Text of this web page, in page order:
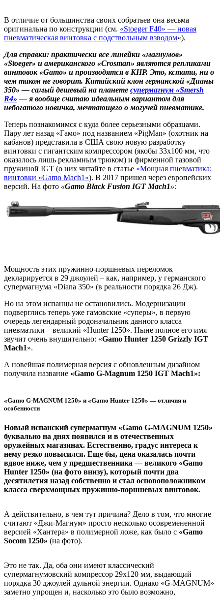
В отличие от большинства своих собратьев она весьма
оригинальна по конструкции (см. «Stoeger F40» — новая
пневматическая винтовка с подствольным взводом«).
Для справки: практически все линейки «магнумов»
«Stoeger» и американского «Crosman» являются репликами
винтовок «Gamo» и производятся в КНР. Это, кстати, ни о
чем таком не говорит. Китайский клон германской «Дианы
350» — самый дешевый на планете супермагнум «Smersh
R4» — я вообще считаю идеальным вариантом для
небогатого новичка, мечтающего о могучей пневматике.
Теперь познакомимся с куда более серьезными образцами.
Пару лет назад «Гамо» под названием «PigMan» (охотник на
кабанов) представила в США свою новую разработку –
винтовки с гигантским компрессором (якобы 33х100 мм, что
оказалось лишь рекламным трюком) и фирменной газовой
пружиной IGT (о них читайте в статье «Мощная пневматика:
винтовки «Gamo Maсh1»). В 2017 пришел через европейских
версий. На фото «Gamo Black Fusion IGT Mach1»:
Мощность этих пружинно-поршневых переломок
декларируется в 29 джоулей – как, например, у германского
супермагнума «Diana 350» (в реальности порядка 26 Дж).
Но на этом испанцы не остановились. Модернизации
подверглись теперь уже гамовские «суперы», в первую
очередь легендарный родоначальник данного класса
пневматики – великий «Hunter 1250». Ныне полное его имя
звучит очень внушительно: «Gamo Hunter 1250 Grizzly IGT
Mach1».
А новейшая полимерная версия с обновленным дизайном
получила название «Gamo G-Magnum 1250 IGT Mach1»:
«Gamo G-MAGNUM 1250» и «Gamo Hunter 1250» — отличия и
особенности
Новый испанский супермагнум «Gamo G-MAGNUM 1250»
буквально на днях появился и в отечественных
оружейных магазинах. Естественно, градус интереса к
нему резко повысился. Еще бы, цена оказалась почти
вдвое ниже, чем у предшественника — великого «Gamo
Hunter 1250» (на фото внизу), который почти два
десятилетия назад собственно и стал основоположником
класса сверхмощных пружинно-поршневых винтовок.
А действительно, в чем тут причина? Дело в том, что многие
считают «Джи-Магнум» просто несколько осовремененной
версией «Хантера» в полимерной ложе, как было с «Gamo
Socom 1250» (на фото).
Это не так. Да, оба они имеют классический
супермагнумовский компрессор 29х120 мм, выдающий
порядка 30 джоулей дульной энергии. Однако «G-MAGNUM»
заметно упрощен и, насколько это было возможно,